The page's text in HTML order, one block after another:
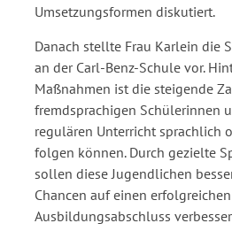
Umsetzungsformen diskutiert.
Danach stellte Frau Karlein die
an der Carl-Benz-Schule vor.
Maßnahmen ist die steigende
fremdsprachigen Schülerinnen
regulären Unterricht sprachlich
folgen können. Durch gezielte
sollen diese Jugendlichen
Chancen auf einen erfolgreichen
Ausbildungsabschluss